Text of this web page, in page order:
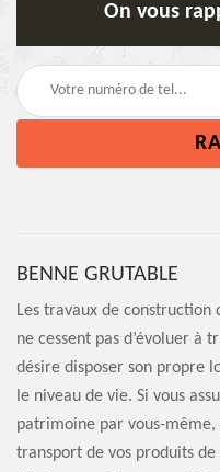
On vous
BENNE GRUTABLE
Les travaux de construction
ne cessent pas d’évoluer à
désire disposer son propre
le niveau de vie. Si vous
patrimoine par vous-même,
transport de vos produits